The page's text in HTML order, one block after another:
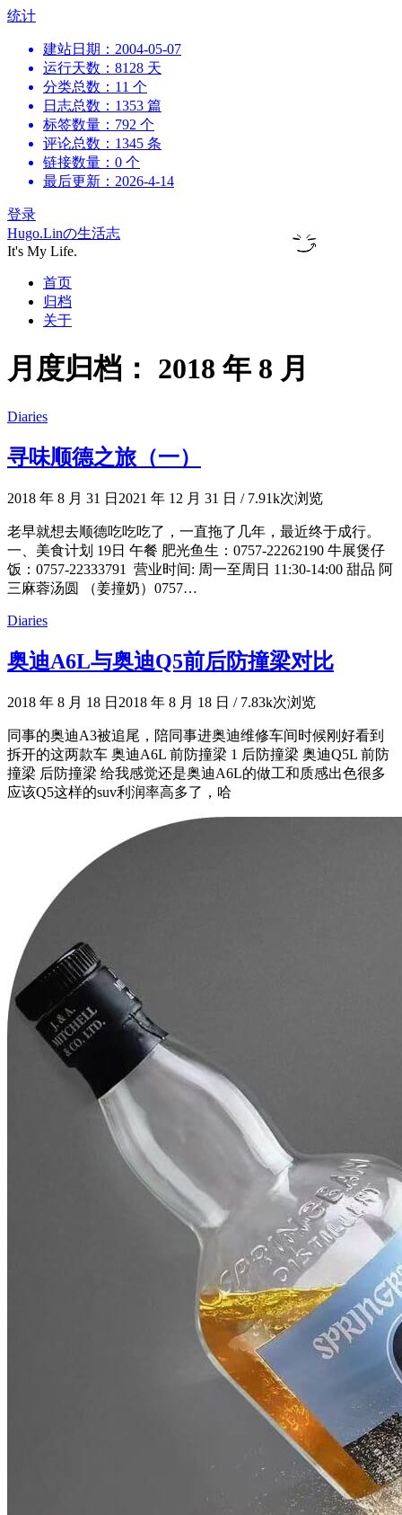
跳
统计
建站日期：2004-05-07
运行天数：8128 天
分类总数：11 个
日志总数：1353 篇
标签数量：792 个
评论总数：1345 条
链接数量：0 个
最后更新：2026-4-14
登录
Hugo.Linの生活志
It's My Life.
首页
归档
关于
月度归档： 2018 年 8 月
Diaries
寻味顺德之旅（一）
2018 年 8 月 31 日 2021 年 12 月 31 日 /7.91k次浏览
老早就想去顺德吃吃吃了，一直拖了几年，最近终于成行。
一、美食计划 19日 午餐 肥光鱼生：0757-22262190 牛展煲仔
饭：0757-22333791 营业时间: 周一至周日 11:30-14:00 甜品 阿
三麻蓉汤圆 （姜撞奶）0757…
Diaries
奥迪A6L与奥迪Q5前后防撞梁对比
2018 年 8 月 18 日 2018 年 8 月 18 日 /7.83k次浏览
同事的奥迪A3被追尾，陪同事进奥迪维修车间时候刚好看到
拆开的这两款车 奥迪A6L 前防撞梁 1 后防撞梁 奥迪Q5L 前防
撞梁 后防撞梁 给我感觉还是奥迪A6L的做工和质感出色很多
应该Q5这样的suv利润率高多了，哈